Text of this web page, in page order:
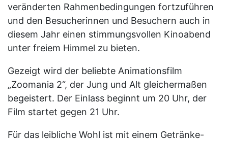
veränderten Rahmenbedingungen fortzuführen
und den Besucherinnen und Besuchern auch in
diesem Jahr einen stimmungsvollen Kinoabend
unter freiem Himmel zu bieten.
Gezeigt wird der beliebte Animationsfilm
„Zoomania 2“, der Jung und Alt gleichermaßen
begeistert. Der Einlass beginnt um 20 Uhr, der
Film startet gegen 21 Uhr.
Für das leibliche Wohl ist mit einem Getränke-